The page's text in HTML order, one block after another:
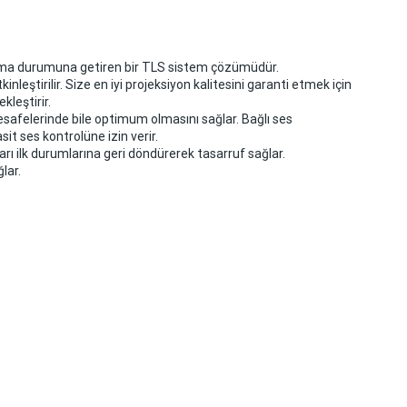
durumuna getiren bir TLS sistem çözümüdür.
Size en iyi projeksiyon kalitesini garanti etmek için
bile optimum olmasını sağlar. Bağlı ses
ses kontrolüne izin verir.
ilk durumlarına geri döndürerek tasarruf sağlar.